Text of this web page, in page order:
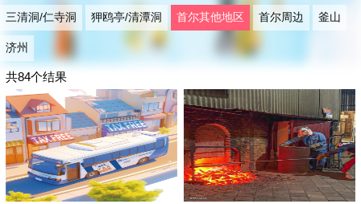
三清洞/仁寺洞 狎鸥亭/清潭洞 首尔其他地区 首尔周边 釜山
济州
共84个结果